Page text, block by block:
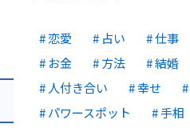
恋愛 占い 仕事
お金
方法 結婚
人付き合い
幸せ
パワースポット
手相